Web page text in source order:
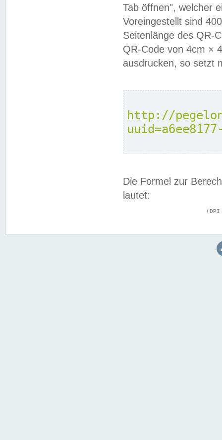
Tab öffnen", welcher
Voreingestellt sind
Seitenlänge des QR-
QR-Code von 4cm ×
ausdrucken, so setzt
http://
Die Formel zur
lautet: